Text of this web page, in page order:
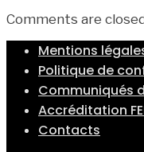
Comments are
Mentions
Politique de
Communiqués
Accréditation
Contacts